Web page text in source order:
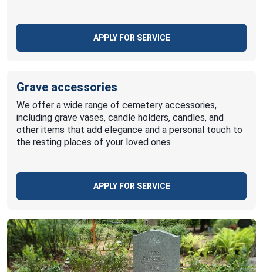
APPLY FOR SERVICE
Grave accessories
We offer a wide range of cemetery accessories,
including grave vases, candle holders, candles, and
other items that add elegance and a personal touch to
the resting places of your loved ones
APPLY FOR SERVICE